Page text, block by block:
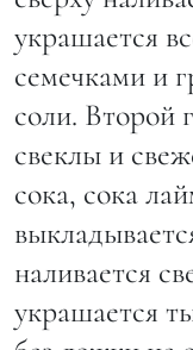
украшается
семечками и
соли. Второй
свеклы и
сока, сока
наливается
украшается